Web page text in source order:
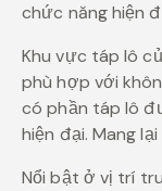
chức năng hiện
Khu vực táp lô
phù hợp với
có phần táp lô
hiện đại. Mang
Nổi bật ở vị trí